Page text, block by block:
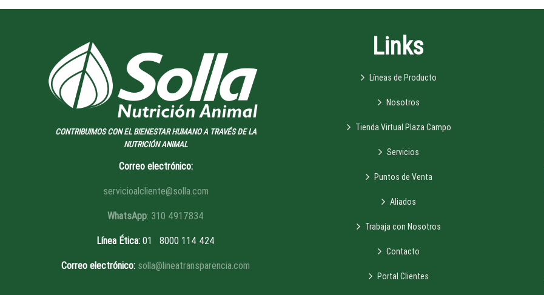
CONTRIBUIMOS CON EL BIENESTAR HUMANO A TRAVÉS DE LA
NUTRICIÓN ANIMAL
Correo electrónico:
servicioalcliente@solla.com
WhatsApp: 310 4917834
Línea Ética: 01 8000 114 424
Correo electrónico: solla@lineatransparencia.com
Links
Líneas de Producto
Nosotros
Tienda Virtual Plaza Campo
Servicios
Puntos de Venta
Aliados
Trabaja con Nosotros
Contacto
Portal Clientes